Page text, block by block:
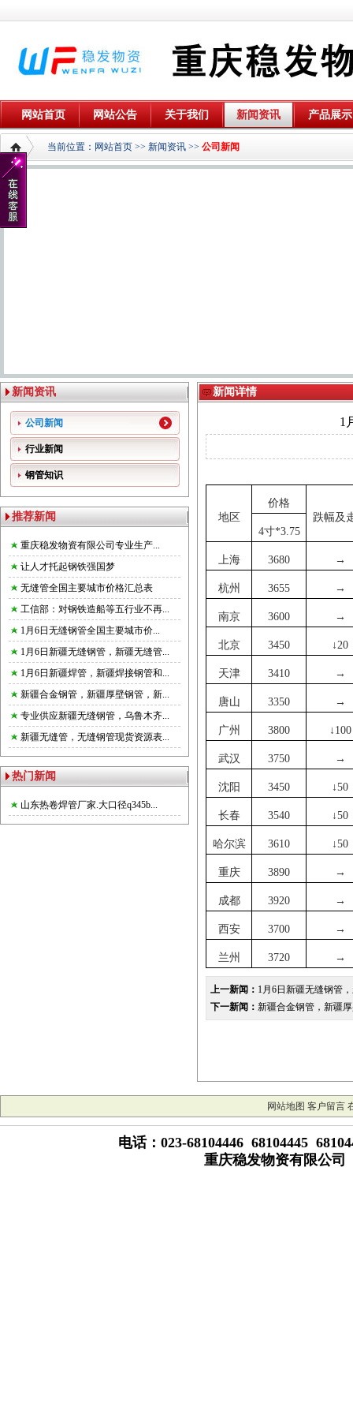
网站首页 网站公告 关于我们 新闻资讯 产品展示
当前位置： 网站首页 >> 新闻资讯 >> 公司新闻
新闻资讯
公司新闻
行业新闻
钢管知识
推荐新闻
重庆稳发物资有限公司专业生产...
让人才托起钢铁强国梦
无缝管全国主要城市价格汇总表
工信部：对钢铁造船等五行业不再...
1月6日无缝钢管全国主要城市价...
1月6日新疆无缝钢管，新疆无缝管...
1月6日新疆焊管，新疆焊接钢管和...
新疆合金钢管，新疆厚壁钢管，新...
专业供应新疆无缝钢管，乌鲁木齐...
新疆无缝管，无缝钢管现货资源表...
热门新闻
山东热卷焊管厂家.大口径q345b...
新闻详情
1
地区
价格
跌幅及
4寸*3.75
上海 3680 →
杭州 3655 →
南京 3600 →
北京 3450 ↓20
天津 3410 →
唐山 3350 →
广州 3800 ↓ 100
武汉 3750 →
沈阳 3450 ↓50
长春 3540 ↓50
哈尔滨 3610 ↓50
重庆 3890 →
成都 3920 →
西安 3700 →
兰州 3720 →
上一新闻： 1月6日新疆无缝钢管
下一新闻： 新疆合金钢管，新疆
网站地图 客户留言
电话：023-68104446 68104445
重庆稳发物资有限公司